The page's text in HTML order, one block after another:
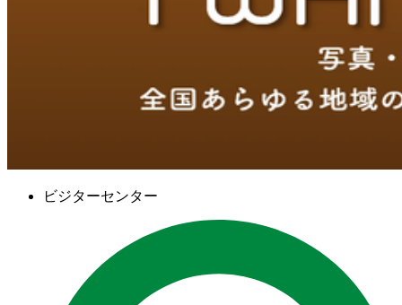
ビジターセンター